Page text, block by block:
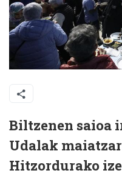
Biltzenen saioa
Udalak
Hitzordurako